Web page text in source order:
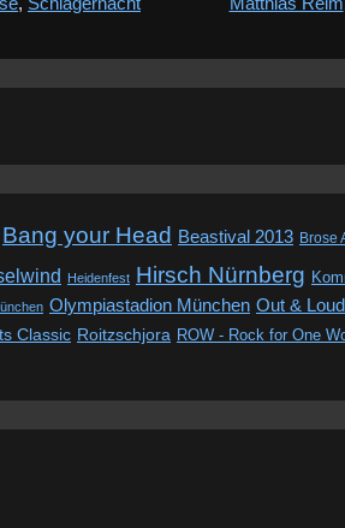
Bang your Head Beastival 2013 Brose
Heidenfest Hirsch Nürnberg
Olympiastadion München Out & Loud
Classic Roitzschjora ROW - Rock for One